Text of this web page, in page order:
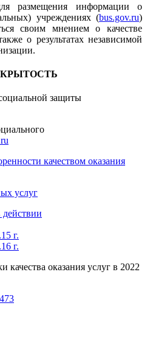
размещения информации о
учреждениях (bus.gov.ru)
своим мнением о качестве
о результатах независимой
защиты
качеством оказания
услуг
г.
г.
качества оказания услуг в 2022